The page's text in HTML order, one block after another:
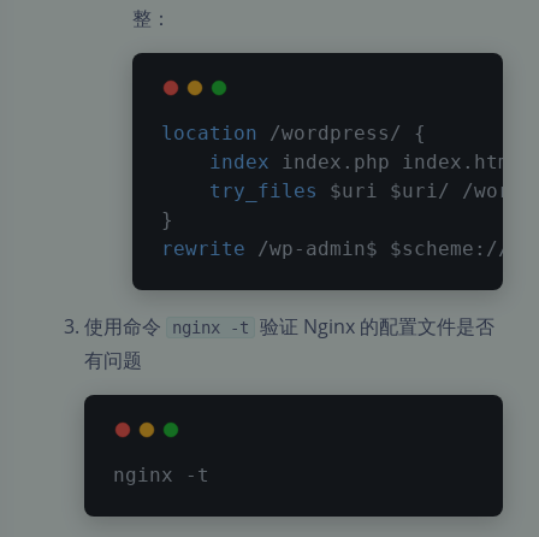
整：
location /wordpress/
{
index index.php index.html
try_files
$uri $uri/ /
}
rewrite /wp-admin$ $scheme ://
使用命令 nginx -t
验证 Nginx 的配置文件是否
有问题
nginx -t